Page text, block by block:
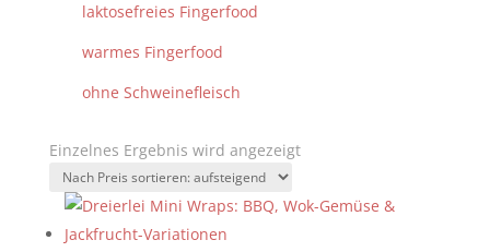
laktosefreies Fingerfood
warmes Fingerfood
ohne Schweinefleisch
Einzelnes Ergebnis wird angezeigt